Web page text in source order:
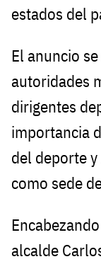
estados del
El anuncio
autoridades
dirigentes
importancia
del deporte
como sede
alcalde